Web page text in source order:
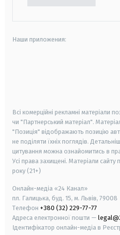
Наши приложения:
Всі комерційні рекламні матеріали
чи "Партнерський матеріал".
"Позиція" відображають позицію
не поділяти їхніх поглядів.
цитування можна ознайомитись в
Усі права захищені. Матеріали сайту
року (21+)
Онлайн-медіа «24 Канал»
пл. Галицька, буд. 15, м. Львів, 79008
Телефон +380 (32) 229-77-77
Адреса електронної пошти —
Ідентифікатор онлайн-медіа в